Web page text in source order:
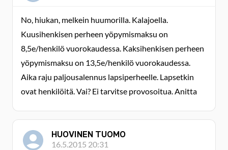
No, hiukan, melkein huumorilla. Kalajoella.
Kuusihenkisen perheen yöpymismaksu on
8,5e/henkilö vuorokaudessa. Kaksihenkisen perheen
yöpymismaksu on 13,5e/henkilö vuorokaudessa.
Aika raju paljousalennus lapsiperheelle. Lapsetkin
ovat henkilöitä. Vai? Ei tarvitse provosoitua. Anitta
HUOVINEN TUOMO
16.5.2015 20:31